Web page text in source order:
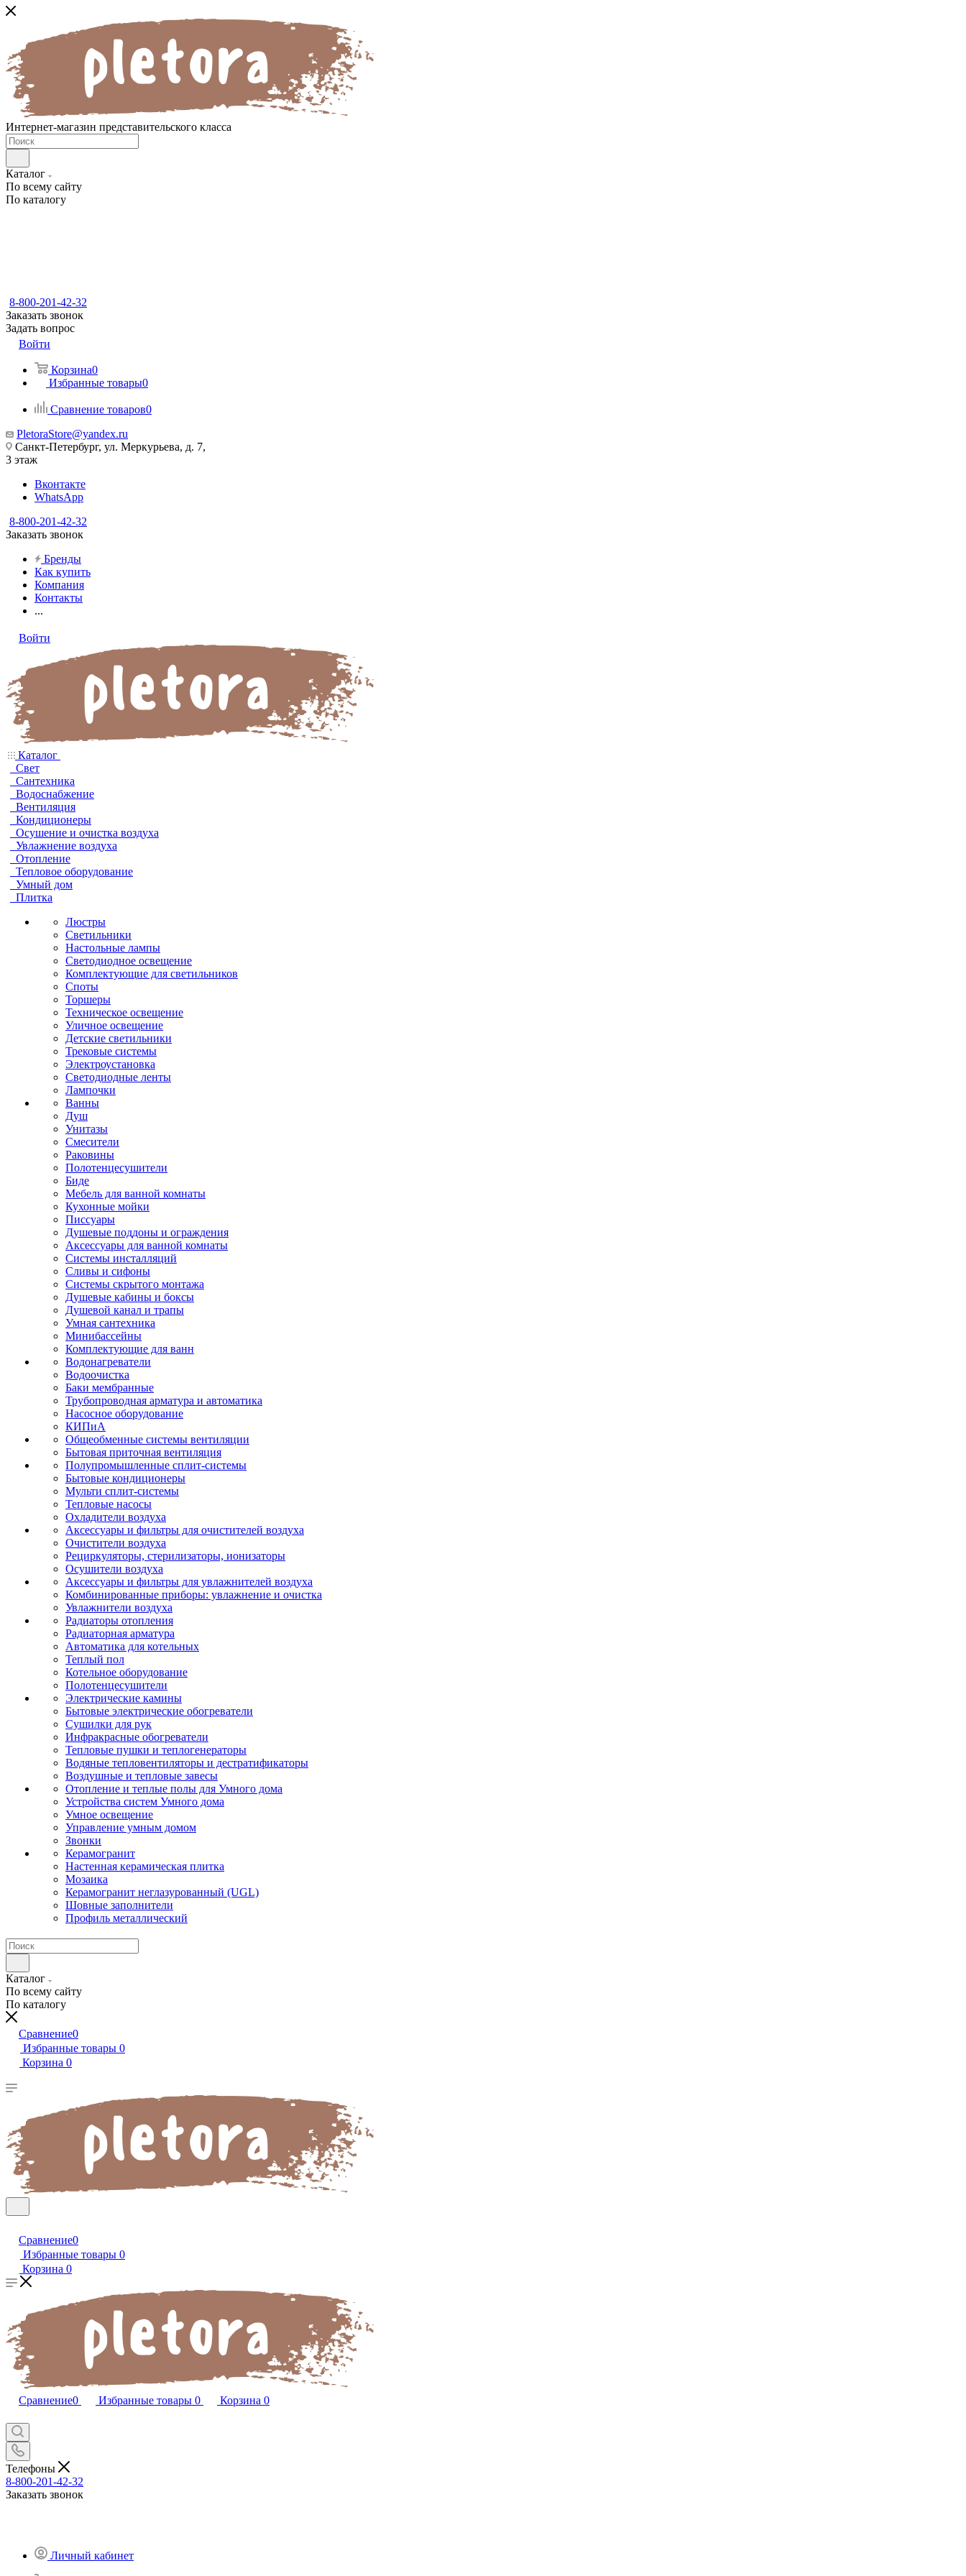
Интернет-магазин представительского класса
Каталог
По всему сайту
По каталогу
8-800-201-42-32
Заказать звонок
Задать вопрос
Войти
Корзина0
Избранные товары0
Сравнение товаров0
PletoraStore@yandex.ru
Санкт-Петербург, ул. Меркурьева, д. 7,
3 этаж
Вконтакте
WhatsApp
8-800-201-42-32
Заказать звонок
Бренды
Как купить
Компания
Контакты
...
Войти
Каталог
Свет
Сантехника
Водоснабжение
Вентиляция
Кондиционеры
Осушение и очистка воздуха
Увлажнение воздуха
Отопление
Тепловое оборудование
Умный дом
Плитка
Люстры
Светильники
Настольные лампы
Светодиодное освещение
Комплектующие для светильников
Споты
Торшеры
Техническое освещение
Уличное освещение
Детские светильники
Трековые системы
Электроустановка
Светодиодные ленты
Лампочки
Ванны
Душ
Унитазы
Смесители
Раковины
Полотенцесушители
Биде
Мебель для ванной комнаты
Кухонные мойки
Писсуары
Душевые поддоны и ограждения
Аксессуары для ванной комнаты
Системы инсталляций
Сливы и сифоны
Системы скрытого монтажа
Душевые кабины и боксы
Душевой канал и трапы
Умная сантехника
Минибассейны
Комплектующие для ванн
Водонагреватели
Водоочистка
Баки мембранные
Трубопроводная арматура и автоматика
Насосное оборудование
КИПиА
Общеобменные системы вентиляции
Бытовая приточная вентиляция
Полупромышленные сплит-системы
Бытовые кондиционеры
Мульти сплит-системы
Тепловые насосы
Охладители воздуха
Аксессуары и фильтры для очистителей воздуха
Очистители воздуха
Рециркуляторы, стерилизаторы, ионизаторы
Осушители воздуха
Аксессуары и фильтры для увлажнителей воздуха
Комбинированные приборы: увлажнение и очистка
Увлажнители воздуха
Радиаторы отопления
Радиаторная арматура
Автоматика для котельных
Теплый пол
Котельное оборудование
Полотенцесушители
Электрические камины
Бытовые электрические обогреватели
Сушилки для рук
Инфракрасные обогреватели
Тепловые пушки и теплогенераторы
Водяные тепловентиляторы и дестратификаторы
Воздушные и тепловые завесы
Отопление и теплые полы для Умного дома
Устройства систем Умного дома
Умное освещение
Управление умным домом
Звонки
Керамогранит
Настенная керамическая плитка
Мозаика
Керамогранит неглазурованный (UGL)
Шовные заполнители
Профиль металлический
Каталог
По всему сайту
По каталогу
Сравнение0
Избранные товары 0
Корзина 0
Сравнение0
Избранные товары 0
Корзина 0
Сравнение0 Избранные товары 0 Корзина 0
Телефоны
8-800-201-42-32
Заказать звонок
Личный кабинет